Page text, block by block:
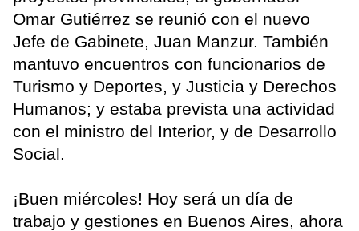
Omar Gutiérrez se reunió con el nuevo
Jefe de Gabinete, Juan Manzur. También
mantuvo encuentros con funcionarios de
Turismo y Deportes, y Justicia y Derechos
Humanos; y estaba prevista una actividad
con el ministro del Interior, y de Desarrollo
Social.
¡Buen miércoles! Hoy será un día de
trabajo y gestiones en Buenos Aires, ahora